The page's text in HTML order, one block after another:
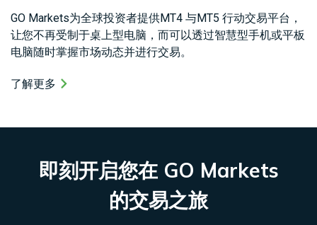
GO Markets为全球投资者提供MT4 与MT5 行动交易平台，
让您不再受制于桌上型电脑，而可以透过智慧型手机或平板
电脑随时掌握市场动态并进行交易。
了解更多
即刻开启您在 GO Markets
的交易之旅